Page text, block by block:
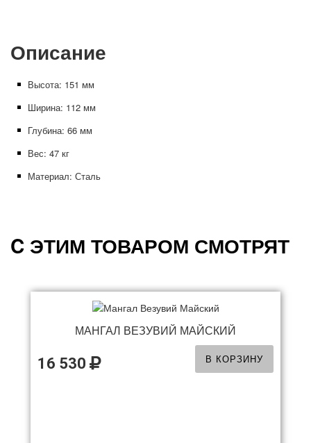
Описание
Высота: 151 мм
Ширина: 112 мм
Глубина: 66 мм
Вес: 47 кг
Материал: Сталь
C ЭТИМ ТОВАРОМ СМОТРЯТ
МАНГАЛ ВЕЗУВИЙ МАЙСКИЙ
16 530 В КОРЗИНУ